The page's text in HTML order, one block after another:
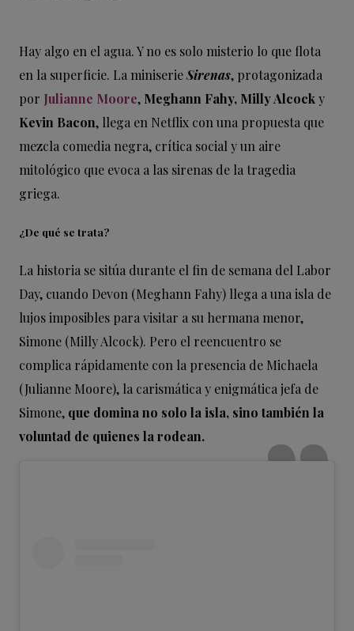
Hay algo en el agua. Y no es solo misterio lo que flota
en la superficie. La miniserieSirenas, protagonizada
por Julianne Moore, Meghann Fahy, Milly Alcocky
Kevin Bacon, llega en Netflix con una propuesta que
mezcla comedia negra, crítica social y un aire
mitológico que evoca a las sirenas de la tragedia
griega.
¿De qué se trata?
La historia se sitúa durante el fin de semana del Labor
Day, cuando Devon (Meghann Fahy) llega a una isla de
lujos imposibles para visitar a su hermana menor,
Simone (Milly Alcock). Pero el reencuentro se
complica rápidamente con la presencia de Michaela
(Julianne Moore), la carismática y enigmática jefa de
Simone, que domina no solo la isla, sino también la
voluntad de quienes la rodean.